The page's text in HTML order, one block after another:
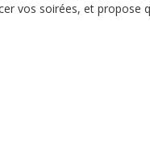
vos soirées, et propose